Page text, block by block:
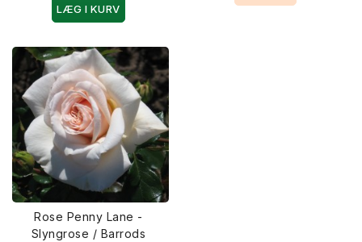
LÆG I KURV
Rose Penny Lane -
Slyngrose / Barrods